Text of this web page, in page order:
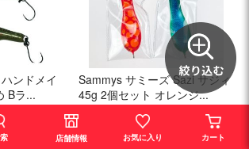
ンドメイ
Bラ...
Sammys サミーズ Sazi サジィ
45g 2個セット オレンジ...
￥5,280
店舗情報 お気に入り カート